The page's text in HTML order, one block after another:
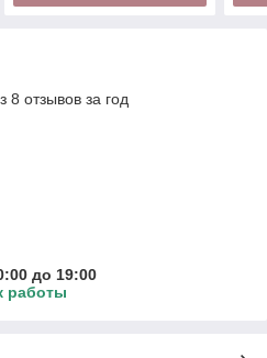
8 отзывов за год
до 19:00
работы